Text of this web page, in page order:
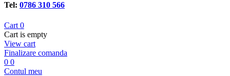
Tel: 0786 310 566
Cart 0
Cart is empty
View cart
Finalizare comanda
0 0
Contul meu